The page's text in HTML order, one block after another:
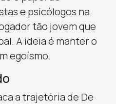
e psicólogos na
tão jovem que
A ideia é manter o
egoísmo.
a trajetória de De